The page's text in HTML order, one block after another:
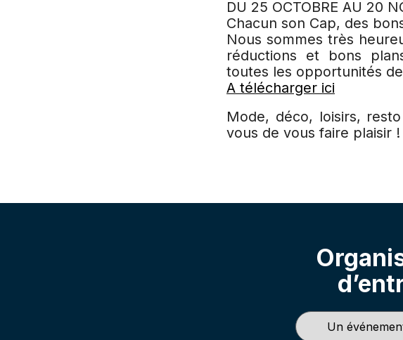
DU 25 OCTOBRE AU 20
Chacun son Cap, des
Nous sommes très
réductions et bons
toutes les opportunités
A télécharger ici
Mode, déco, loisirs,
vous de vous faire plaisir !